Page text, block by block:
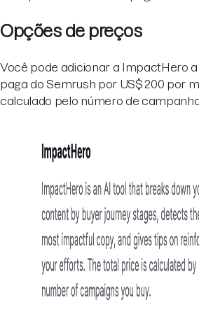
Opções de preços
Você pode adicionar a ImpactHero
paga do Semrush por US$ 200 por
calculado pelo número de